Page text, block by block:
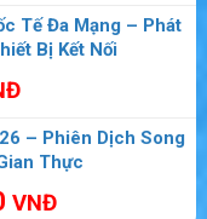
Suriname
tôi luôn rẻ
cấp thiết bị có
rẻ. Thêm nữa
đến tận nhà
Tế Đa Mạng – Phát
Bị Kết Nối
– Phiên Dịch Song
Thực
VNĐ